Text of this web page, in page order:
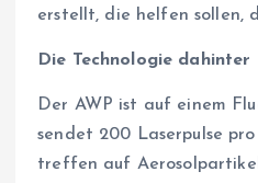
erstellt, die helfen sollen,
Die Technologie dahinter
Der AWP ist auf einem
sendet 200 Laserpulse pro
treffen auf